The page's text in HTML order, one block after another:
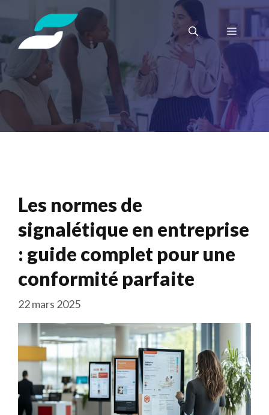
contenu
Menu
Les normes de
signalétique en entreprise
: guide complet pour une
conformité parfaite
22 mars 2025